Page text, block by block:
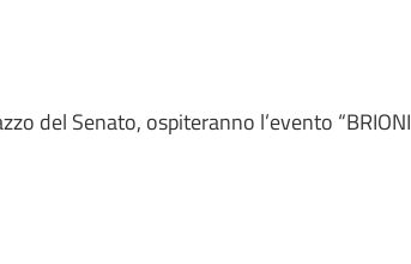
del Senato, ospiteranno l’evento “BRIONI